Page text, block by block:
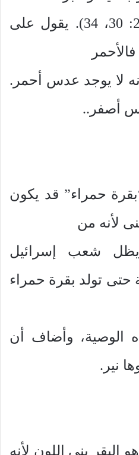
وطبيخ عدس” (تك25: 30، 34). يقول على
لا يوجد عدس أحمر.
أصفر..
حمراء” قد يكون
لأنه من
شعب إسرائيل
حتى تولد بقرة حمراء
الوصية، وأضاف أن
نير.
البقر بنى اللون لأنه